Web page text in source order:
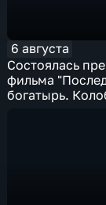
6 августа
Состоялась
фильма
богатырь.